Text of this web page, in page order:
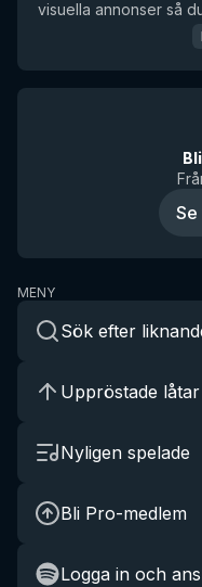
visuella annonser så
Se
MENY
Sök efter
Uppröstade låtar
Nyligen spelade
Bli Pro-medlem
Logga in och